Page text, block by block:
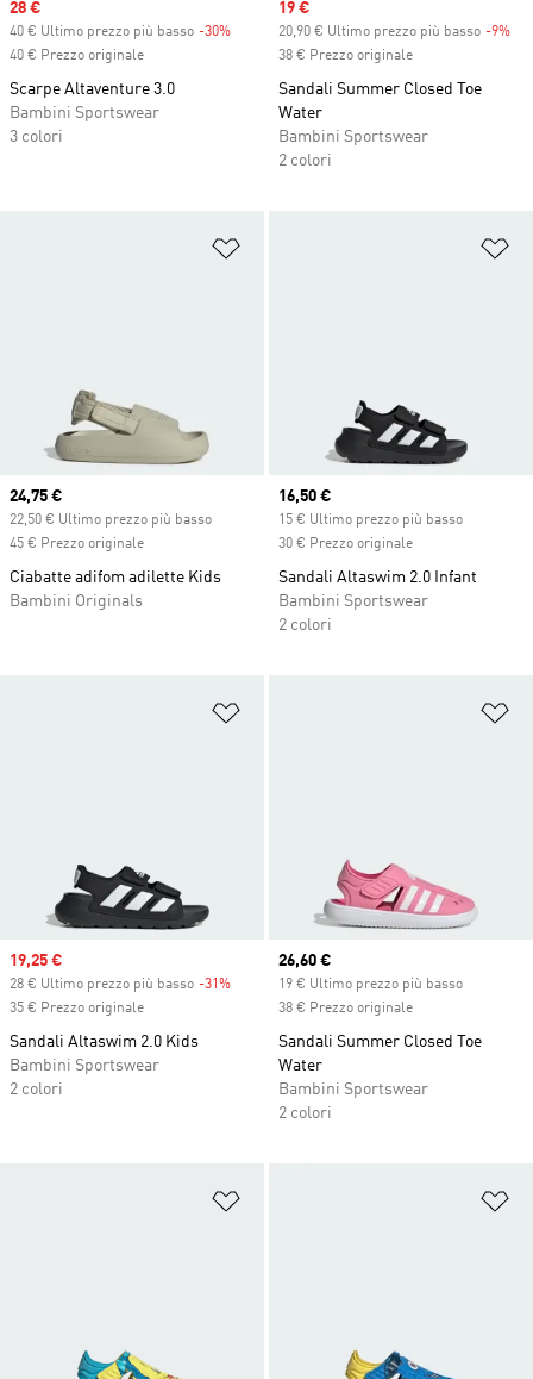
Sale price
28 €
40 € Ultimo prezzo più basso -30% Discount
40 € Prezzo originale
Scarpe Altaventure 3.0
Bambini Sportswear
3 colori
Sale price
19 €
20,90 € Ultimo prezzo più basso -9%
38 € Prezzo originale
Sandali Summer Closed Toe
Water
Bambini Sportswear
2 colori
Aggiungi alla lista dei desideri
Current price
24,75 €
22,50 € Ultimo prezzo più basso
45 € Prezzo originale
Ciabatte adifom adilette Kids
Bambini Originals
Current price
16,50 €
15 € Ultimo prezzo più basso
30 € Prezzo originale
Sandali Altaswim 2.0 Infant
Bambini Sportswear
2 colori
Aggiungi alla lista dei desideri
Sale price
19,25 €
28 € Ultimo prezzo più basso -31% Discount
35 € Prezzo originale
Sandali Altaswim 2.0 Kids
Bambini Sportswear
2 colori
Current price
26,60 €
19 € Ultimo prezzo più basso
38 € Prezzo originale
Sandali Summer Closed Toe
Water
Bambini Sportswear
2 colori
Aggiungi alla lista dei desideri